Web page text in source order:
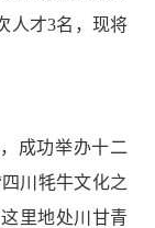
人才3名，现将
成功举办十二
四川牦牛文化之
里地处川甘青